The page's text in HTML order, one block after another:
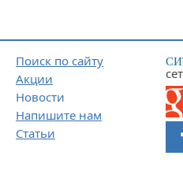
Поиск по сайту
Акции
Новости
Напишите нам
Статьи